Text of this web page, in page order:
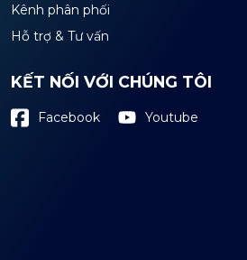
Kênh phân phối
Hỗ trợ & Tư vấn
KẾT NỐI VỚI CHÚNG TÔI
Facebook Youtube